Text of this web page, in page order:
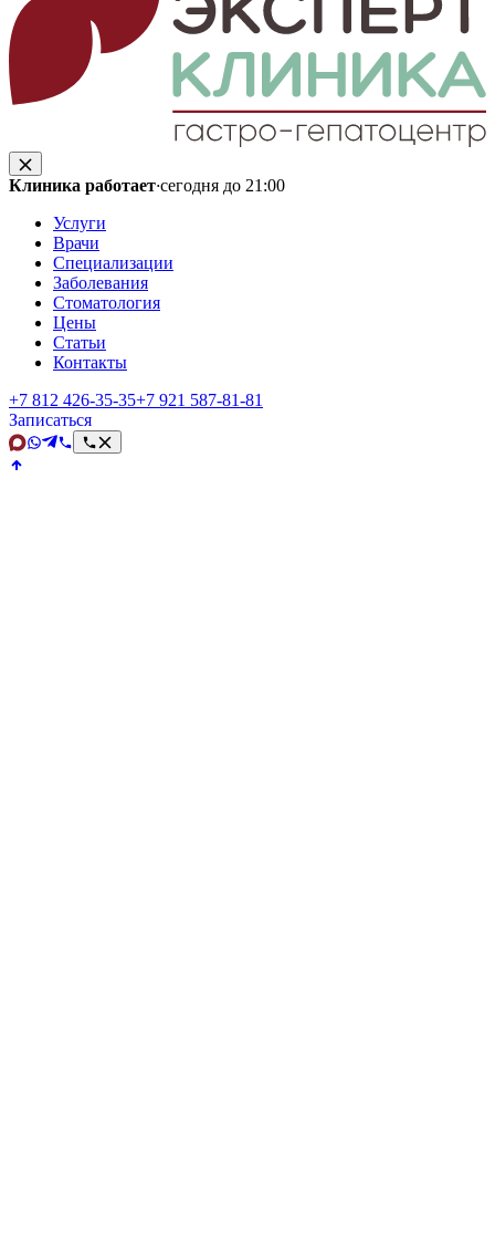
Клиника работает·сегодня до 21:00
Услуги
Врачи
Специализации
Заболевания
Стоматология
Цены
Статьи
Контакты
+7 812 426‑35‑35+7 921 587‑81‑81
Записаться